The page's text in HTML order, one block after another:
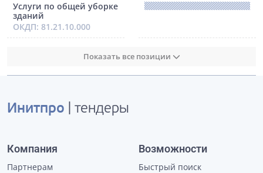
Услуги по общей уборке
зданий
ОКДП: 81.21.10.000
Показать все позиции
Инитпро | тендеры
Компания
Партнерам
Возможности
Быстрый поиск